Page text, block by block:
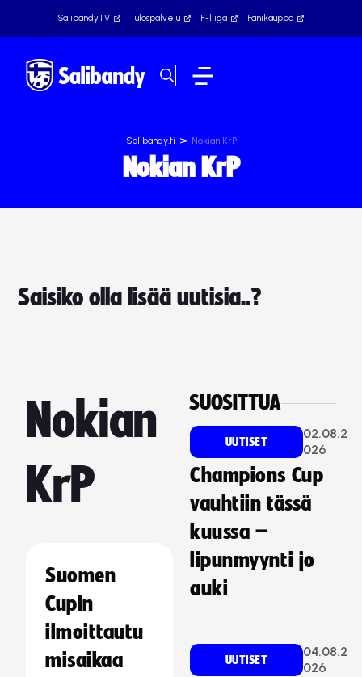
SalibandyTV Tulospalvelu F-liiga Fanikauppa
Salibandy.fi > Nokian KrP
Nokian KrP
Saisiko olla lisää uutisia..?
Nokian
KrP
Suomen
Cupin
ilmoittautu
misaikaa
SUOSITTUA
UUTISET
02.08.2
026
Champions Cup
vauhtiin tässä
kuussa –
lipunmyynti jo
auki
UUTISET
04.08.2
026